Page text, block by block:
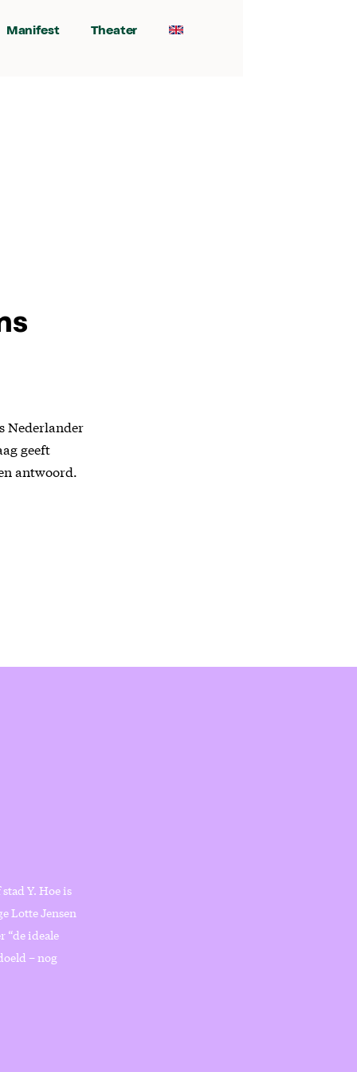
Manifest Theater
Nederlander
geeft
antwoord.
Y. Hoe is
Lotte Jensen
“de ideale
– nog